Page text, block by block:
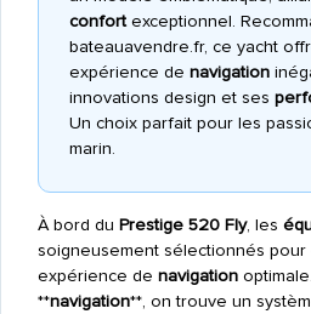
confortexceptionnel.
bateauavendre.fr, ce yacht
expérience de navigation
innovations design et ses
Un choix parfait pour les
marin.
À bord du Prestige 520 Fly, les
soigneusement sélectionnés
expérience de navigation
**navigation**, on trouve un